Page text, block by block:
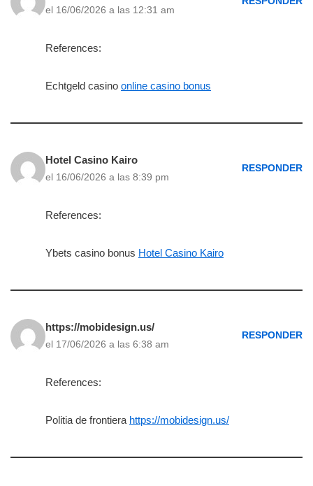
el 16/06/2026 a las 12:31 am
References:
Echtgeld casino online casino bonus
Hotel Casino Kairo
el 16/06/2026 a las 8:39 pm
RESPONDER
References:
Ybets casino bonus Hotel Casino Kairo
https://mobidesign.us/
el 17/06/2026 a las 6:38 am
RESPONDER
References:
Politia de frontiera https://mobidesign.us/